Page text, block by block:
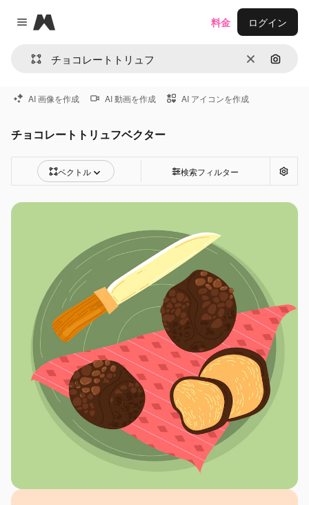
Close menu
Magnific
消去 画像で
料金 ログイン
AI 画像を作成 AI 動画を作成 AI アイコンを作成
チョコレートトリュフベクター
ベクトル 検索フィルター